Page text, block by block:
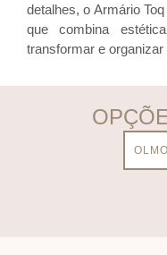
detalhes, o Armário
que combina
transformar e